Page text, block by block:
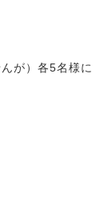
が）各5名様に